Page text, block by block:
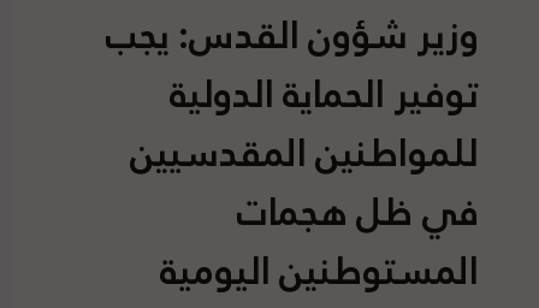
وزير شؤون القدس: يجب
توفير الحماية الدولية
للمواطنين المقدسيين
في ظل هجمات
المستوطنين اليومية